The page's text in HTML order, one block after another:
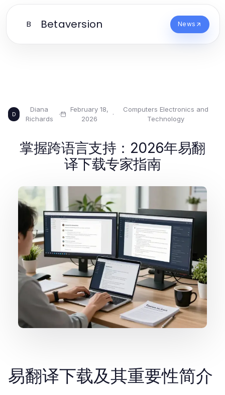
B Betaversion News
D
Diana
Richards
·
February 18,
2026
·
Computers Electronics and
Technology
掌握跨语言支持：2026年易翻
译下载专家指南
易翻译下载及其重要性简介